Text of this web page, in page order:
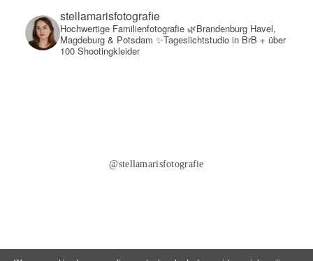
@stellamarisfotografie
stellamarisfotografie
Hochwertige Familienfotografie🌿Brandenburg Havel,
Magdeburg & Potsdam ✨Tageslichtstudio in BrB + über
100 Shootingkleider